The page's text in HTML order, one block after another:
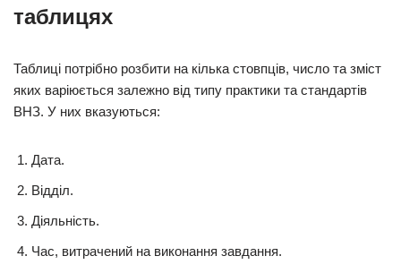
таблицях
Таблиці потрібно розбити на кілька стовпців, число та зміст
яких варіюється залежно від типу практики та стандартів
ВНЗ. У них вказуються:
Дата.
Відділ.
Діяльність.
Час, витрачений на виконання завдання.